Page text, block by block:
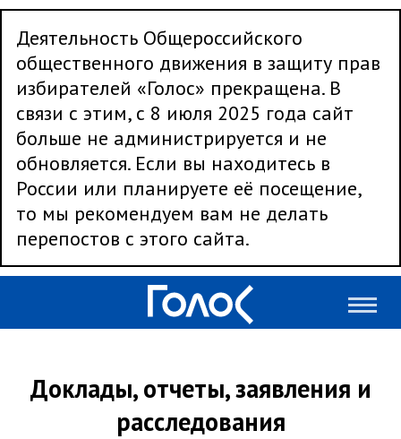
Деятельность Общероссийского
общественного движения в защиту прав
избирателей «Голос» прекращена. В
связи с этим, с 8 июля 2025 года сайт
больше не администрируется и не
обновляется. Если вы находитесь в
России или планируете её посещение,
то мы рекомендуем вам не делать
перепостов с этого сайта.
Доклады, отчеты, заявления и
расследования